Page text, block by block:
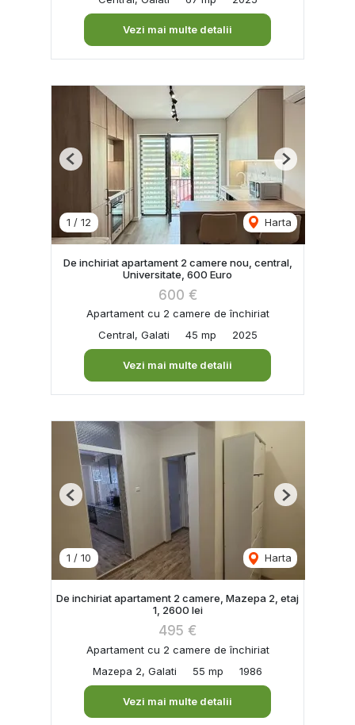
Vezi mai multe detalii
1 / 12 Harta
Previous Next
De inchiriat apartament 2 camere nou, central,
Universitate, 600 Euro
600 €
Apartament cu 2 camere de închiriat
Central, Galati
45 mp 2025
Vezi mai multe detalii
1 / 10 Harta
Previous Next
De inchiriat apartament 2 camere, Mazepa 2, etaj
1, 2600 lei
495 €
Apartament cu 2 camere de închiriat
Mazepa 2, Galati
55 mp 1986
Vezi mai multe detalii